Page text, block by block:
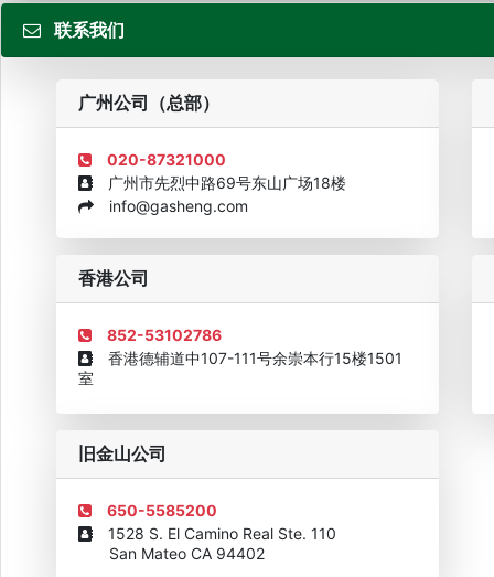
企业诚信AAAAA奖牌2015 欧美澳最具价值品牌移民机构
联系我们
广州公司（总部）
020-87321000
广州市先烈中路69号东山广场18楼
info@gasheng.com
香港公司
852-53102786
香港德辅道中107-111号余崇本行15楼1501
室
旧金山公司
650-5585200
1528 S. El Camino Real Ste. 110
San Mateo CA 94402